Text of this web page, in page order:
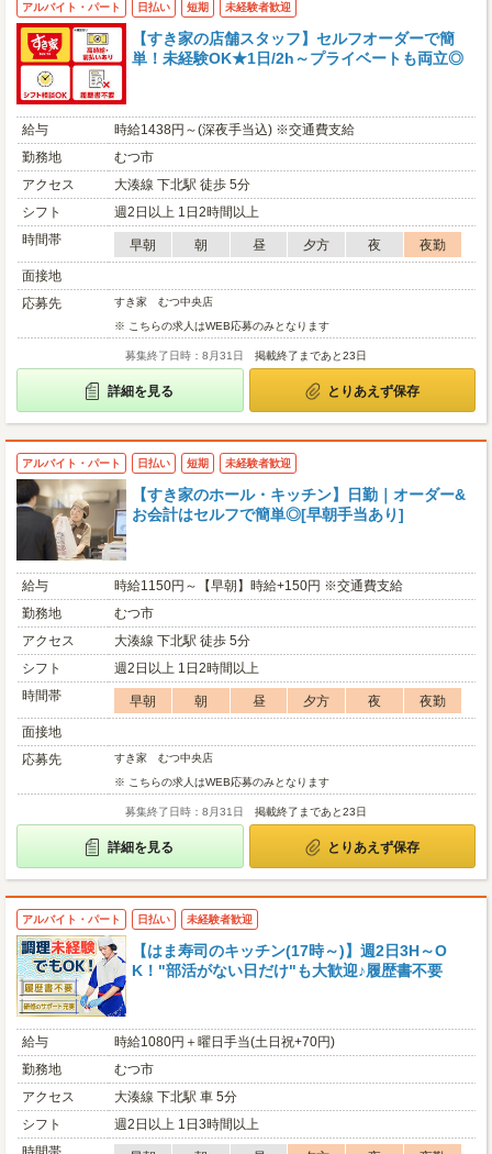
アルバイト・パート 日払い 短期 未経験者歓迎
【すき家の店舗スタッフ】セルフオーダーで簡
単！未経験OK★1日/2h～プライベートも両立◎
給与
時給1438円～(深夜手当込) ※交通費支給
勤務地
むつ市
アクセス
大湊線 下北駅 徒歩 5分
シフト
週2日以上 1日2時間以上
時間帯
早朝 朝 昼 夕方 夜
夜勤
面接地
応募先
すき家 むつ中央店
※ こちらの求人はWEB応募のみとなります
募集終了日時：8月31日 掲載終了まであと23日
詳細を見る とりあえず保存
アルバイト・パート 日払い 短期 未経験者歓迎
【すき家のホール・キッチン】日勤｜オーダー&
お会計はセルフで簡単◎[早朝手当あり]
給与
時給1150円～【早朝】時給+150円 ※交通費支給
勤務地
むつ市
アクセス
大湊線 下北駅 徒歩 5分
シフト
週2日以上 1日2時間以上
時間帯
早朝 朝 昼 夕方 夜
夜勤
面接地
応募先
すき家 むつ中央店
※ こちらの求人はWEB応募のみとなります
募集終了日時：8月31日 掲載終了まであと23日
詳細を見る とりあえず保存
アルバイト・パート 日払い 未経験者歓迎
【はま寿司のキッチン(17時～)】週2日3H～O
K！"部活がない日だけ"も大歓迎♪履歴書不要
給与
時給1080円＋曜日手当(土日祝+70円)
勤務地
むつ市
アクセス
大湊線 下北駅 車 5分
シフト
週2日以上 1日3時間以上